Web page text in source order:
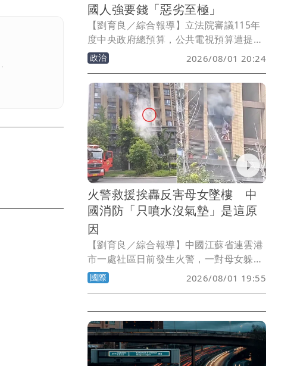
國人強要錢「惡劣至極」
【劉育良／綜合報導】立法院審議115年
度中央政府總預算，公共電視預算遭提案
凍刪逾10億元，公視、小公視及公視台語
台等發起「公視是全體國民的公視，籲請
立委勿凍刪預算」連署。國民黨立委王鴻
薇抨擊，用這種手法「強要」國家預算，
惡劣至極。
政治 2026/08/01 20:24
火警救援挨轟反害母女墜樓 中
國消防「只噴水沒氣墊」是這原
因
【劉育良／綜合報導】中國江蘇省連雲港
市一處社區日前發生火警，一對母女躲在
5樓窗外避免被火焰灼燒，消防員到場營
救時沒有雲梯、沒有氣墊，只是不斷地朝
時疑似濕滑失手墜樓，3歲女兒死亡、42
歲母親命危，救援過程引發爭議。5天後
當地消防終於說明原因，強調已經盡力營
救。
國際 2026/08/01 19:55